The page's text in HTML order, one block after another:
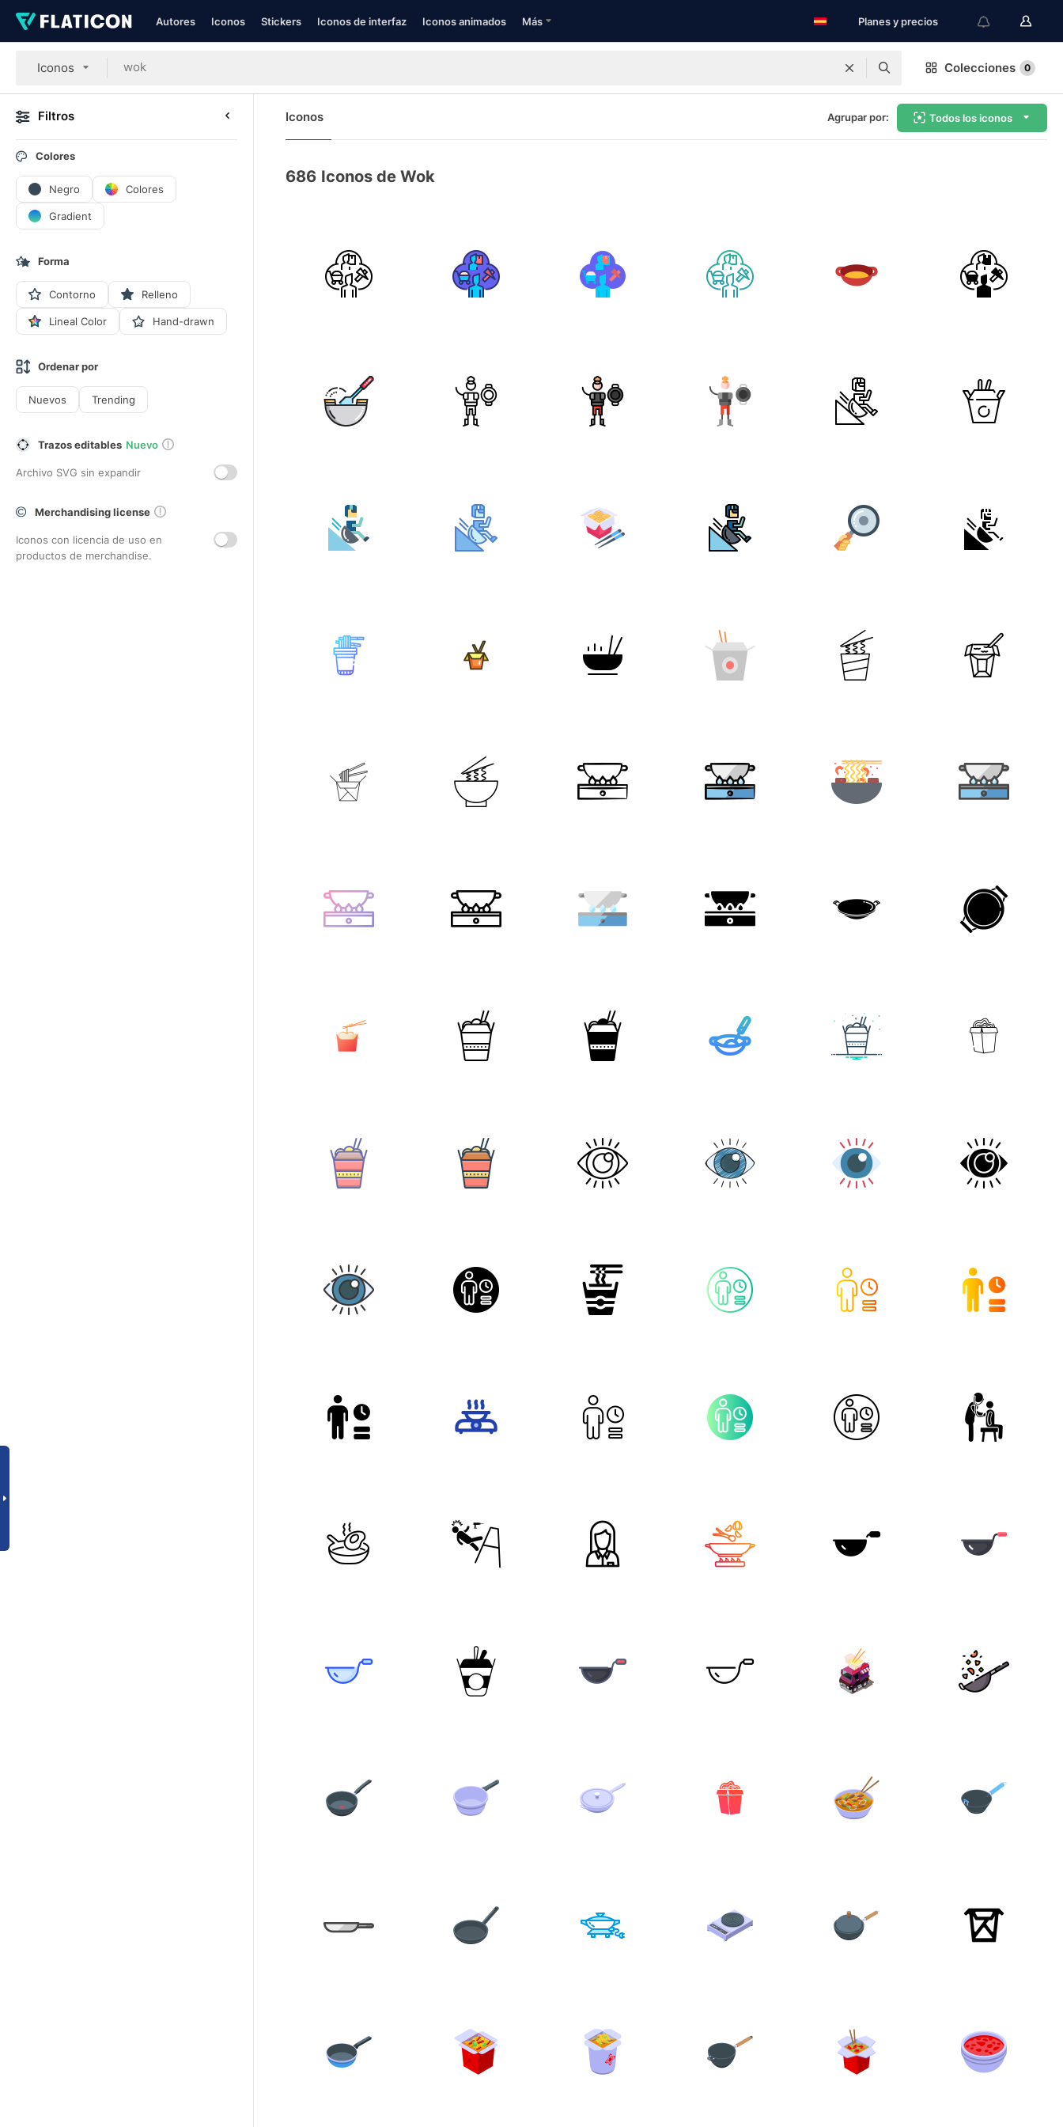
Autores Iconos Stickers Iconos de interfaz Iconos animados Más Planes y precios
Iconos Colecciones 0
Filtros
Colores
Negro Colores
Gradient
Forma
Contorno Relleno
Lineal Color Hand-drawn
Ordenar por
Nuevos Trending
Trazos editables Nuevo
Archivo SVG sin expandir
Merchandising license
Iconos con licencia de uso en
productos de merchandise.
Iconos Agrupar por: Todos los iconos
686 Iconos de Wok